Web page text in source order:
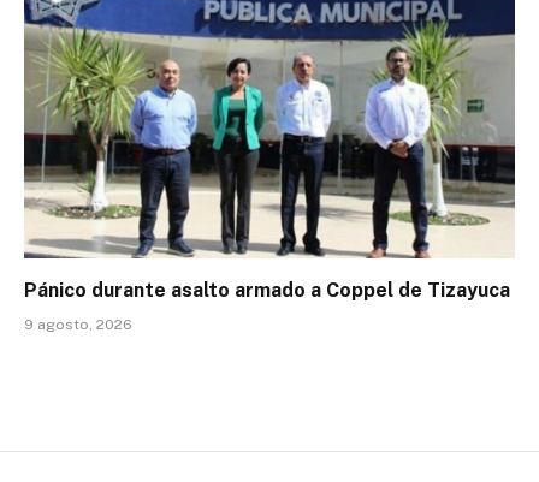
Pánico durante asalto armado a Coppel de Tizayuca
9 agosto, 2026